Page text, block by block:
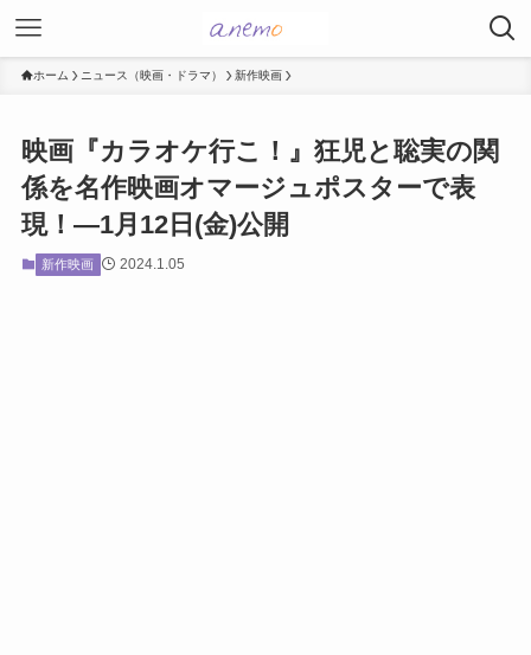
ホーム ニュース（映画・ドラマ） 新作映画
映画『カラオケ行こ！』狂児と聡実の関
係を名作映画オマージュポスターで表
現！―1月12日(金)公開
新作映画 2024.1.05